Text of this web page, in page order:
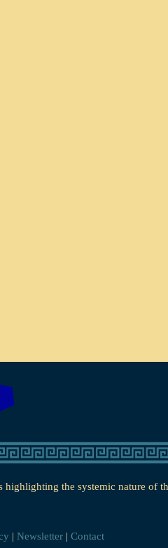
the systemic nature of
| Newsletter| Contact